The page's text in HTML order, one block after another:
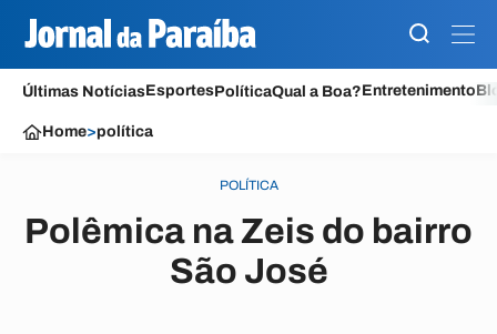
Últimas NotíciasEsportesPolíticaQual a Boa?Entretenimento
Home>política
POLÍTICA
Polêmica na Zeis do bairro
São José